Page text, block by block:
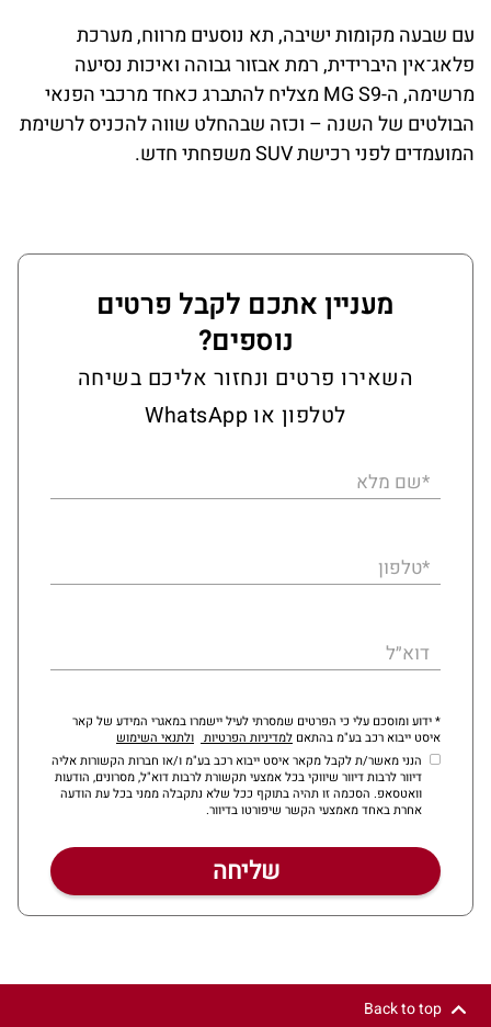
עם שבעה מקומות ישיבה, תא נוסעים מרווח, מערכת
פלאג־אין היברידית, רמת אבזור גבוהה ואיכות נסיעה
מרשימה, ה-MG S9 מצליח להתברג כאחד מרכבי הפנאי
הבולטים של השנה – וכזה שבהחלט שווה להכניס לרשימת
המועמדים לפני רכישת SUV משפחתי חדש.
מעניין אתכם לקבל פרטים
נוספים?
השאירו פרטים ונחזור אליכם בשיחה
לטלפון או WhatsApp
*שם מלא
*טלפון
דוא״ל
* ידוע ומוסכם עלי כי הפרטים שמסרתי לעיל יישמרו במאגרי המידע של קאר
איסט ייבוא רכב בע"מ בהתאםלמדיניות הפרטיות ולתנאי השימוש
הנני מאשר/ת לקבל מקאר איסט ייבוא רכב בע"מ ו/או חברות הקשורות אליה
דיוור לרבות דיוור שיווקי בכל אמצעי תקשורת לרבות דוא"ל, מסרונים, הודעות
וואטסאפ. הסכמה זו תהיה בתוקף ככל שלא נתקבלה ממני בכל עת הודעה
אחרת באחד מאמצעי הקשר שיפורטו בדיוור.
Back to top